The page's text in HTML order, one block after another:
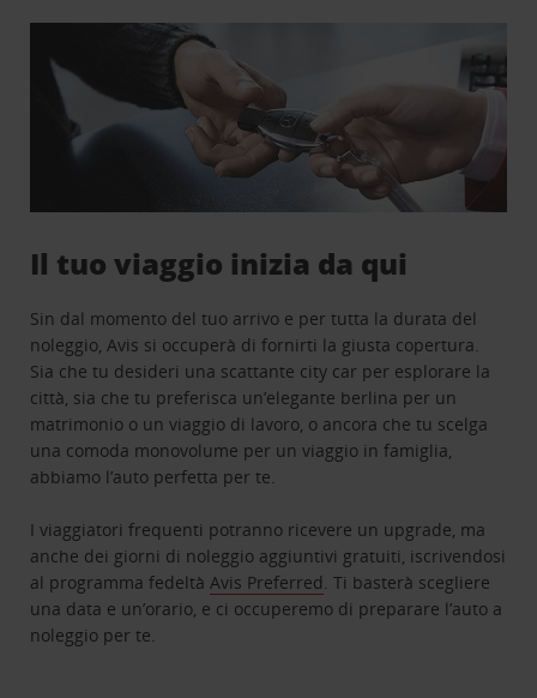
Il tuo viaggio inizia da qui
Sin dal momento del tuo arrivo e per tutta la durata del
noleggio, Avis si occuperà di fornirti la giusta copertura.
Sia che tu desideri una scattante city car per esplorare la
città, sia che tu preferisca un’elegante berlina per un
matrimonio o un viaggio di lavoro, o ancora che tu scelga
una comoda monovolume per un viaggio in famiglia,
abbiamo l’auto perfetta per te.
I viaggiatori frequenti potranno ricevere un upgrade, ma
anche dei giorni di noleggio aggiuntivi gratuiti, iscrivendosi
al programma fedeltàAvis Preferred. Ti basterà scegliere
una data e un’orario, e ci occuperemo di preparare l’auto a
noleggio per te.